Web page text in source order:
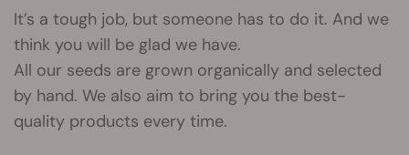
It’s a tough job, but someone has to do it. And we
think you will be glad we have.
All our seeds are grown organically and selected
by hand. We also aim to bring you the best-
quality products every time.